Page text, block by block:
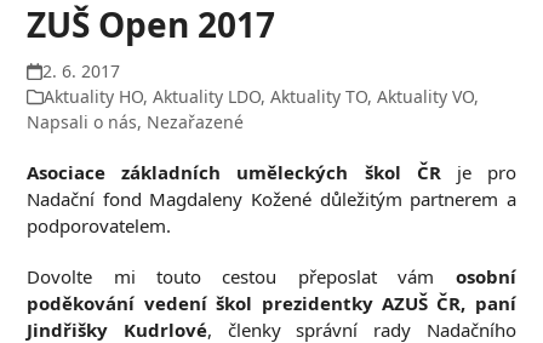
ZUŠ Open 2017
2. 6. 2017
Aktuality HO,Aktuality LDO,Aktuality TO,Aktuality VO,
Napsali o nás, Nezařazené
Asociace základních uměleckých škol ČRje pro
Nadační fond Magdaleny Kožené důležitým partnerem a
podporovatelem.
Dovolte mi touto cestou přeposlat vám osobní
poděkování vedení škol prezidentky AZUŠ ČR, paní
Jindřišky Kudrlové, členky správní rady Nadačního